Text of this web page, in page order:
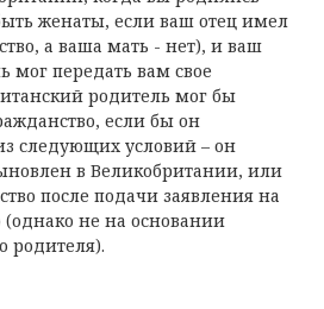
женаты, если ваш отец имел
а ваша мать - нет), и ваш
мог передать вам свое
родитель мог бы
если бы он
следующих условий – он
в Великобритании, или
после подачи заявления на
(однако не на основании
родителя).